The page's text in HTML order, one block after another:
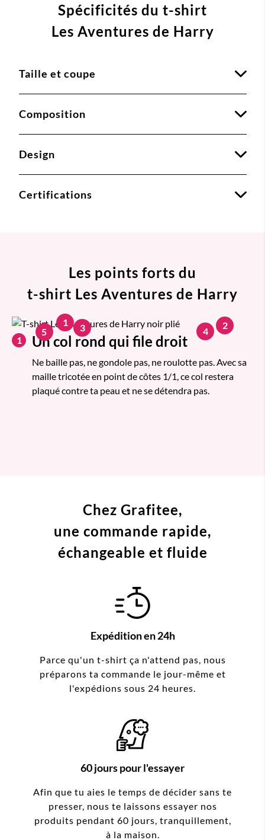
Spécificités du t-shirt
Les Aventures de Harry
Taille et coupe
Composition
Design
Certifications
Les points forts du
t-shirt Les Aventures de Harry
1 Un col rond qui file droit
Ne baille pas, ne gondole pas, ne roulotte pas. Avec sa
maille tricotée en point de côtes 1/1, ce col restera
plaqué contre ta peau et ne se détendra pas.
1 2
3 4
5
Chez Grafitee,
une commande rapide,
échangeable et fluide
Expédition en 24h
Parce qu'un t-shirt ça n'attend pas, nous
préparons ta commande le jour-même et
l'expédions sous 24 heures.
60 jours pour l'essayer
Afin que tu aies le temps de décider sans te
presser, nous te laissons essayer nos
produits pendant 60 jours, tranquillement,
à la maison.